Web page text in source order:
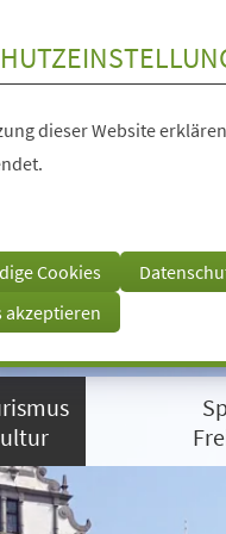
dieser Website
Cookies
akzeptieren